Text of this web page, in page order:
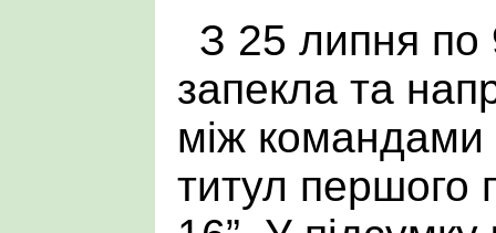
З 25 липня
запекла та
між командами
титул першого